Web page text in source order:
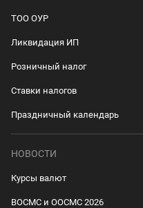
ТОО ОУР
Ликвидация ИП
Розничный налог
Ставки налогов
Праздничный календарь
НОВОСТИ
Курсы валют
ВОСМС и ООСМС 2026